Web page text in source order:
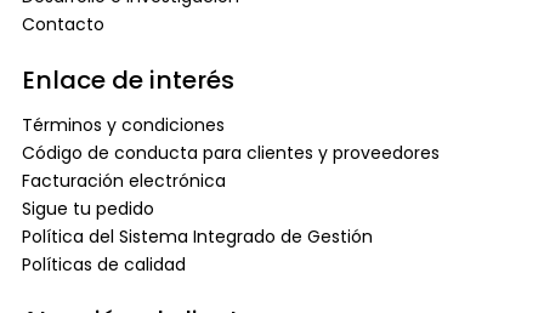
Contacto
Enlace de interés
Términos y condiciones
Código de conducta para clientes y proveedores
Facturación electrónica
Sigue tu pedido
Política del Sistema Integrado de Gestión
Políticas de calidad